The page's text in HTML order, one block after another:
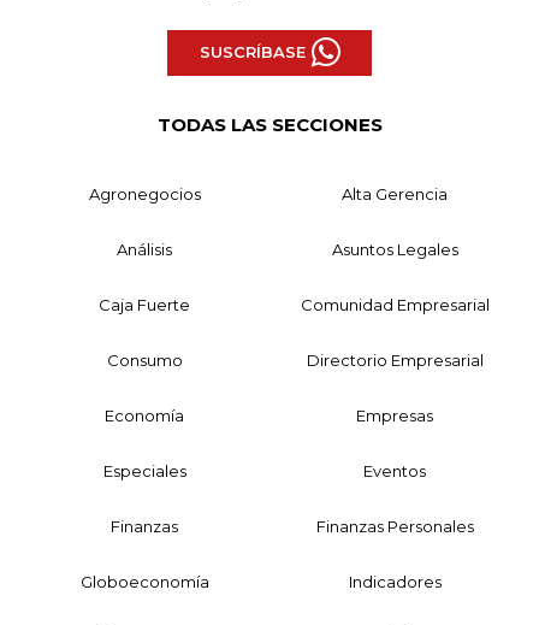
SUSCRÍBASE
TODAS LAS SECCIONES
Agronegocios Alta Gerencia
Análisis Asuntos Legales
Caja Fuerte Comunidad Empresarial
Consumo Directorio Empresarial
Economía Empresas
Especiales Eventos
Finanzas Finanzas Personales
Globoeconomía Indicadores